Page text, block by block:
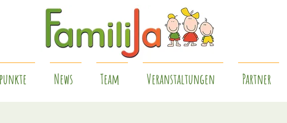
News Team Veranstaltungen Partner